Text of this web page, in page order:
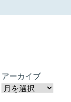
アーカイブ